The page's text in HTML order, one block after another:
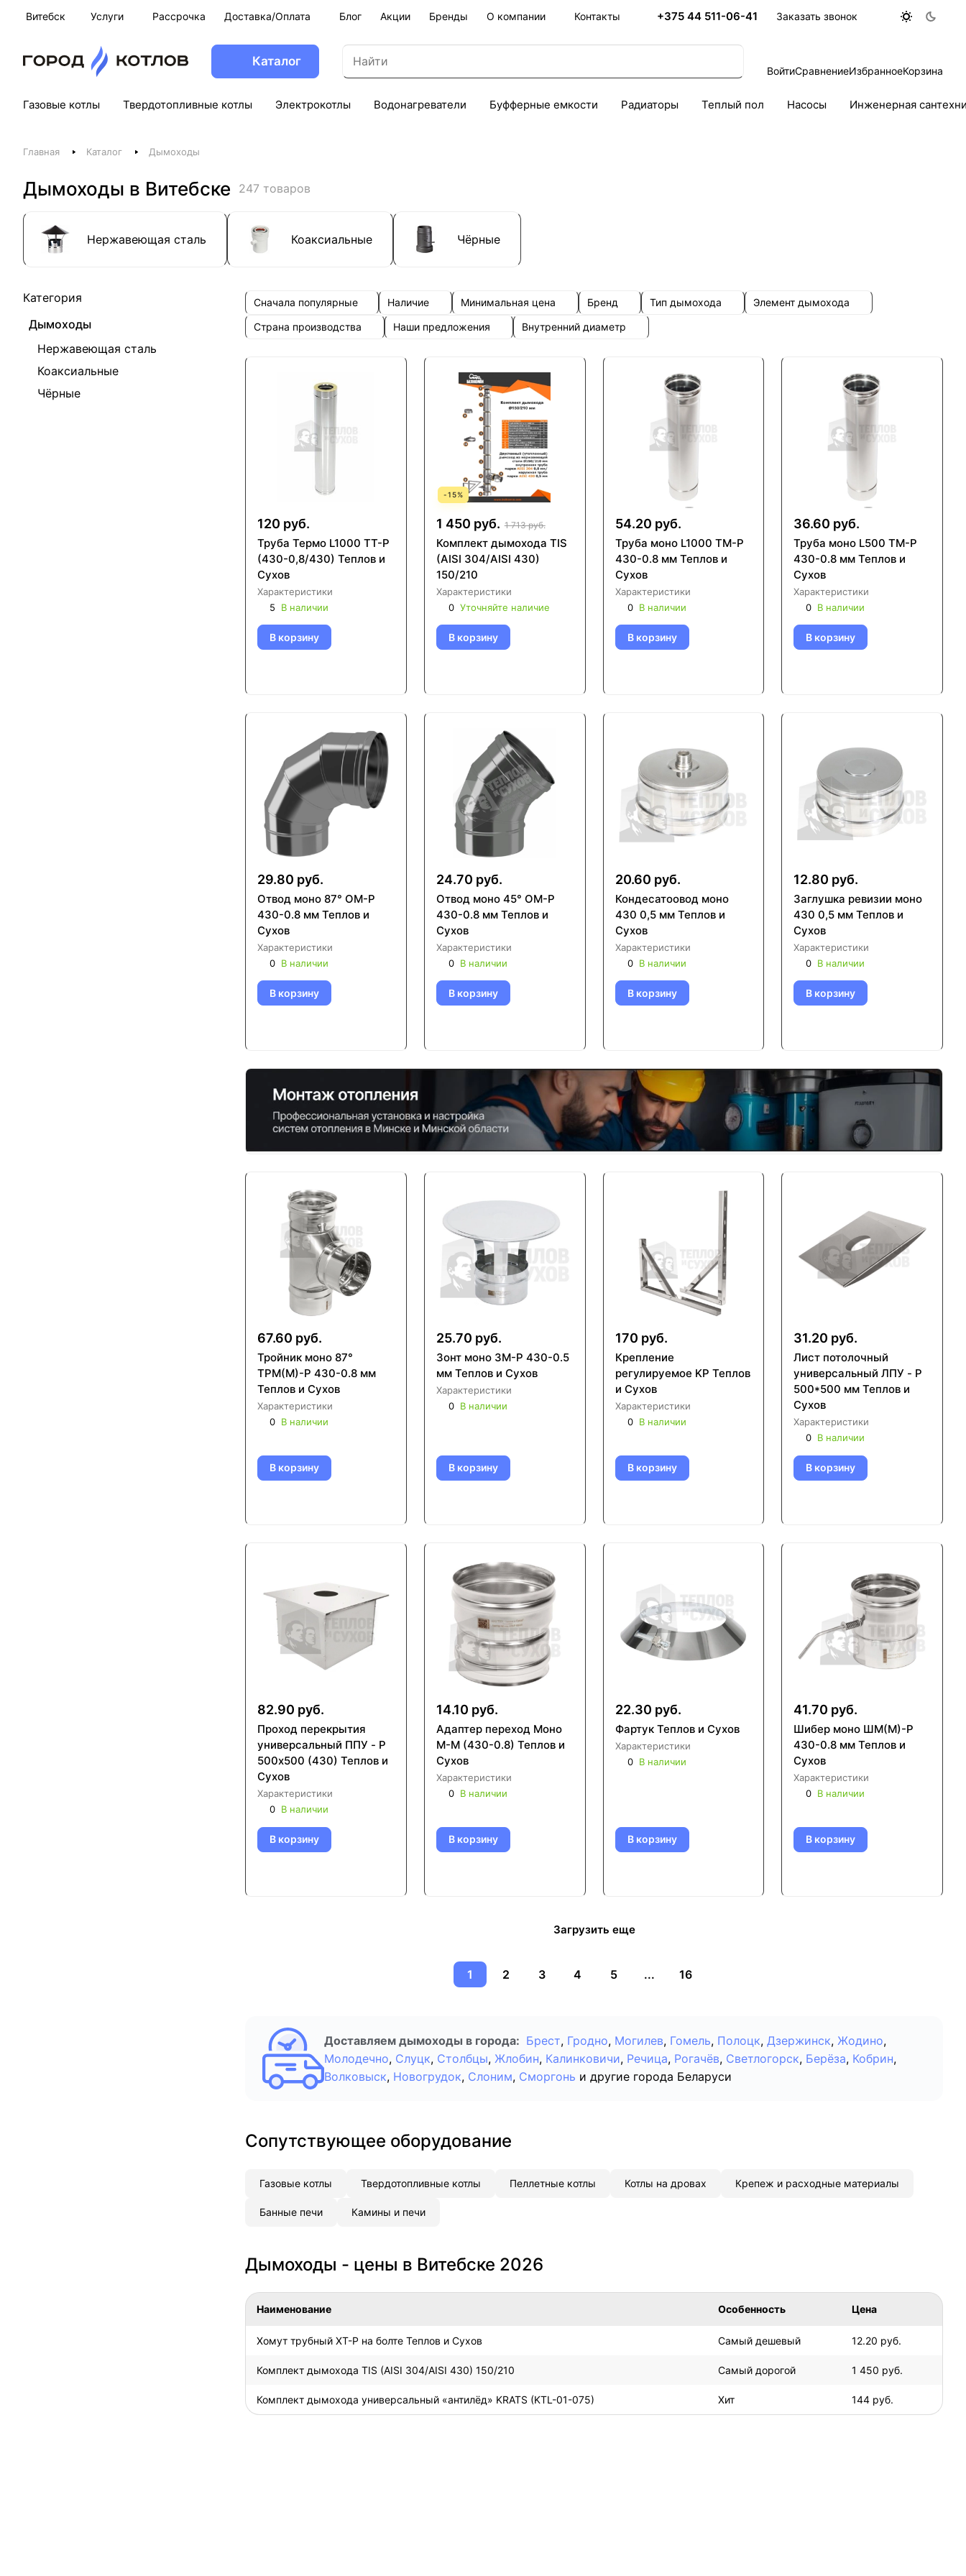
Витебск Услуги Рассрочка Доставка/Оплата Блог Акции Бренды О компании Контакты +375 44 511-06-41 Заказать звонок
Каталог
ВойтиСравнениеИзбранноеКорзина
Газовые котлы Твердотопливные котлы Электрокотлы Водонагреватели Буфферные емкости Радиаторы Теплый пол Насосы Инженерная
Главная Каталог Дымоходы
Дымоходы в Витебске 247 товаров
Нержавеющая сталь Коаксиальные Чёрные
Категория
Дымоходы
Нержавеющая сталь
Коаксиальные
Чёрные
Сначала популярные Наличие Минимальная цена Бренд Тип дымохода
Элемент дымохода
Страна производства
Наши предложения Внутренний диаметр
120 руб.
Труба Термо L1000 ТТ-Р
(430-0,8/430) Теплов и
Сухов
Характеристики
5
В наличии
В корзину
-15%
1 450 руб. 1 713 руб.
Комплект дымохода TIS
(AISI 304/AISI 430)
150/210
Характеристики
0 Уточняйте наличие
В корзину
54.20 руб.
Труба моно L1000 ТМ-Р
430-0.8 мм Теплов и
Сухов
Характеристики
0 В наличии
В корзину
36.60 руб.
Труба моно L500 ТМ-Р
430-0.8 мм Теплов и
Сухов
Характеристики
0 В наличии
В корзину
29.80 руб.
Отвод моно 87° ОМ-Р
430-0.8 мм Теплов и
Сухов
Характеристики
0 В наличии
В корзину
24.70 руб.
Отвод моно 45° ОМ-Р
430-0.8 мм Теплов и
Сухов
Характеристики
0 В наличии
В корзину
20.60 руб.
Кондесатоовод моно
430 0,5 мм Теплов и
Сухов
Характеристики
0 В наличии
В корзину
12.80 руб.
Заглушка ревизии моно
430 0,5 мм Теплов и
Сухов
Характеристики
0 В наличии
В корзину
67.60 руб.
Тройник моно 87°
ТРМ(М)-Р 430-0.8 мм
Теплов и Сухов
Характеристики
0 В наличии
В корзину
25.70 руб.
Зонт моно ЗМ-Р 430-0.5
мм Теплов и Сухов
Характеристики
0 В наличии
В корзину
170 руб.
Крепление
регулируемое KP Теплов
и Сухов
Характеристики
0 В наличии
В корзину
31.20 руб.
Лист потолочный
универсальный ЛПУ - Р
500*500 мм Теплов и
Сухов
Характеристики
0 В наличии
В корзину
82.90 руб.
Проход перекрытия
универсальный ППУ - Р
500х500 (430) Теплов и
Сухов
Характеристики
0 В наличии
В корзину
14.10 руб.
Адаптер переход Моно
М-М (430-0.8) Теплов и
Сухов
Характеристики
0 В наличии
В корзину
22.30 руб.
Фартук Теплов и Сухов
Характеристики
0 В наличии
В корзину
41.70 руб.
Шибер моно ШМ(М)-Р
430-0.8 мм Теплов и
Сухов
Характеристики
0 В наличии
В корзину
Загрузить еще
1 2 3 4 5 ... 16
Доставляем дымоходы в города: Брест, Гродно, Могилев, Гомель, Полоцк, Дзержинск, Жодино,
Молодечно, Слуцк, Столбцы, Жлобин, Калинковичи, Речица, Рогачёв, Светлогорск, Берёза, Кобрин,
Волковыск, Новогрудок, Слоним, Сморгонь и другие города Беларуси
Сопутствующее оборудование
Газовые котлы Твердотопливные котлы Пеллетные котлы Котлы на дровах Крепеж и расходные материалы
Банные печи Камины и печи
Дымоходы - цены в Витебске 2026
Наименование Особенность Цена
Хомут трубный ХТ-Р на болте Теплов и Сухов Самый дешевый 12.20 руб.
Комплект дымохода TIS (AISI 304/AISI 430) 150/210 Самый дорогой 1 450 руб.
Комплект дымохода универсальный «антилёд» KRATS (KTL-01-075) Хит 144 руб.